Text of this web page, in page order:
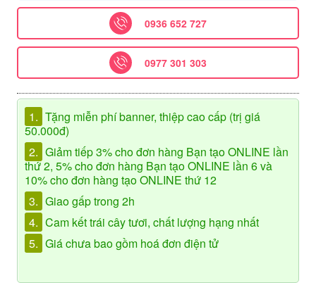
0936 652 727
0977 301 303
1. Tặng miễn phí banner, thiệp cao cấp (trị giá
50.000đ)
2. Giảm tiếp 3% cho đơn hàng Bạn tạo ONLINE lần
thứ 2, 5% cho đơn hàng Bạn tạo ONLINE lần 6 và
10% cho đơn hàng tạo ONLINE thứ 12
3. Giao gấp trong 2h
4. Cam kết trái cây tươi, chất lượng hạng nhất
5. Giá chưa bao gồm hoá đơn điện tử